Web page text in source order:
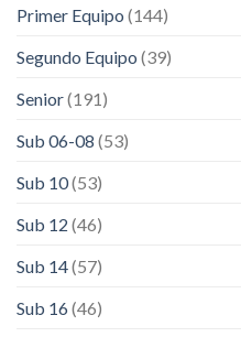
Primer Equipo (144)
Segundo Equipo (39)
Senior(191)
Sub 06-08 (53)
Sub 10(53)
Sub 12 (46)
Sub 14(57)
Sub 16(46)